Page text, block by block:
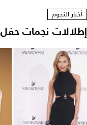
أخبار النجوم
إطلالات نجمات حفل CFDA تشعل انستغرام